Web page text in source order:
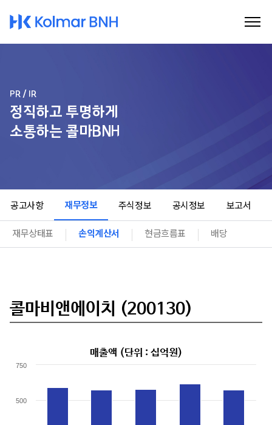
Kolmar BNH
PR / IR
정직하고 투명하게
소통하는 콜마BNH
공고사항 재무정보 주식정보 공시정보 보고서
재무상태표 손익계산서 현금흐름표 배당